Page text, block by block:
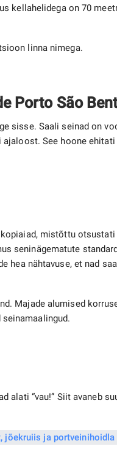
kellahelidega on 70
linna nimega.
Porto São
sisse. Saali seinad on
See hoone
mistõttu
seninägematute
hea nähtavuse, et nad
Majade alumised
alati “vau!” Siit avaneb